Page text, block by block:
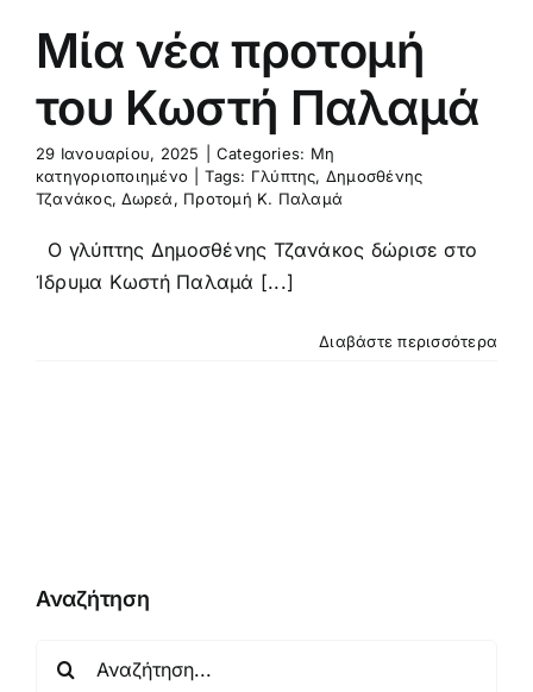
Μία νέα προτομή
του Κωστή Παλαμά
29 Ιανουαρίου, 2025 Categories: Μη
κατηγοριοποιημένο
Tags: Γλύπτης, Δημοσθένης
Τζανάκος,Δωρεά, Προτομή Κ. Παλαμά
Ο γλύπτης Δημοσθένης Τζανάκος δώρισε στο
Ίδρυμα Κωστή Παλαμά [...]
Διαβάστε περισσότερα
Αναζήτηση